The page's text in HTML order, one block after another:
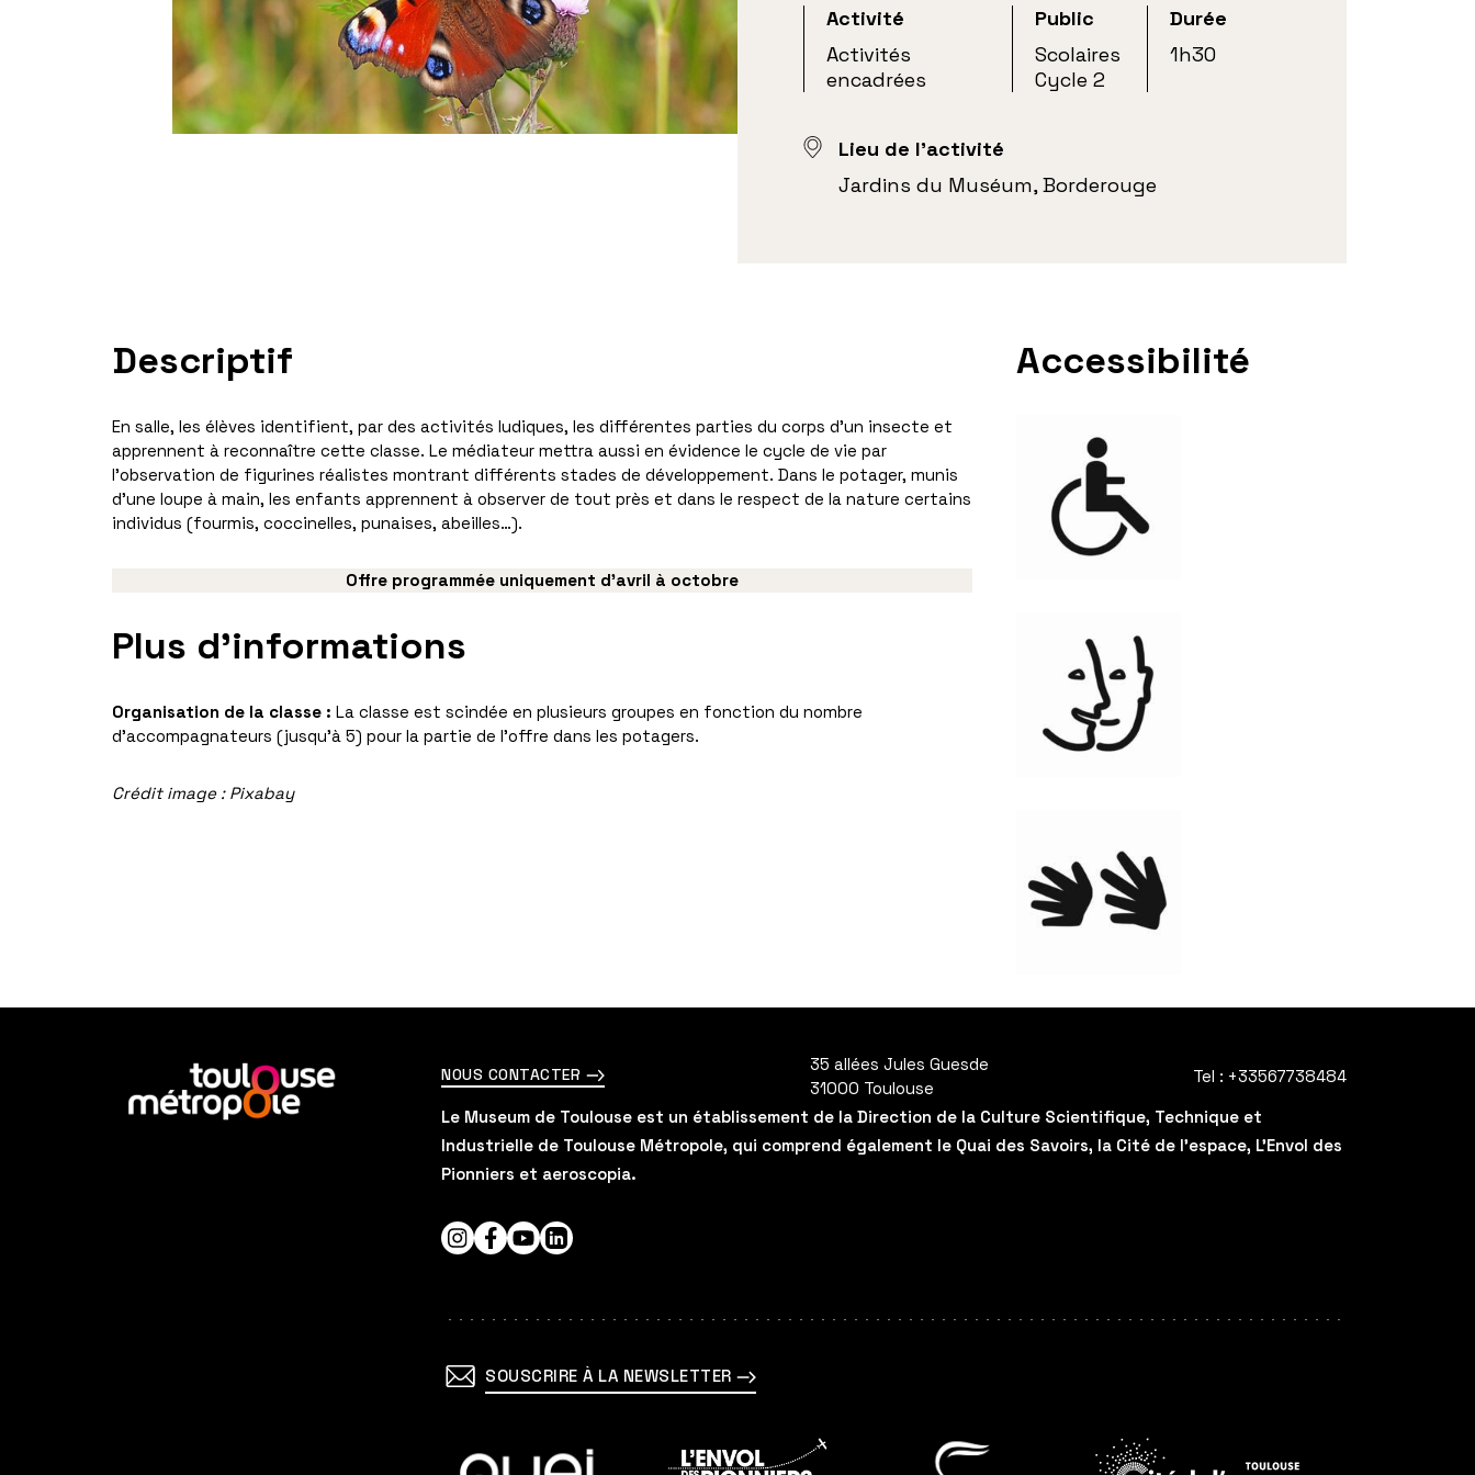
Activité
Activités
encadrées
Public
Scolaires
Cycle 2
Durée
1h30
Lieu de l'activité
Jardins du Muséum, Borderouge
Descriptif
En salle, les élèves identifient, par des activités ludiques, les différentes parties du corps d’un insecte et
apprennent à reconnaître cette classe. Le médiateur mettra aussi en évidence le cycle de vie par
l’observation de figurines réalistes montrant différents stades de développement. Dans le potager, munis
d’une loupe à main, les enfants apprennent à observer de tout près et dans le respect de la nature certains
individus (fourmis, coccinelles, punaises, abeilles…).
Offre programmée uniquement d’avril à octobre
Plus d’informations
Organisation de la classe : La classe est scindée en plusieurs groupes en fonction du nombre
d’accompagnateurs (jusqu’à 5) pour la partie de l’offre dans les potagers.
Crédit image : Pixabay
Accessibilité
En
savoir
plus
NOUS CONTACTER
35 allées Jules Guesde
31000 Toulouse
Tel : +33567738484
Le Museum de Toulouse est un établissement de la Direction de la Culture Scientifique, Technique et
Industrielle de Toulouse Métropole, qui comprend également le Quai des Savoirs, la Cité de l'espace, L'Envol des
Pionniers et aeroscopia.
Instagram
Facebook
YouTubeLinkedIn
SOUSCRIRE À LA NEWSLETTER